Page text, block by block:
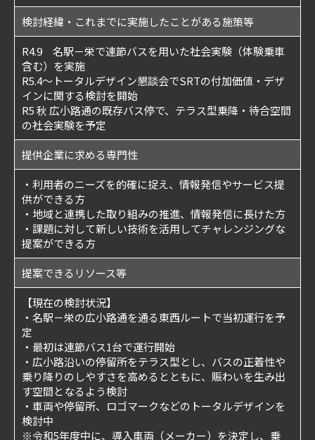
検討経緯・これまでに実施したことがある施策等
R4.9 名駅－栄で連節バスを用いた社会実験（体験乗車
含む）を実施
R5.4～トータルデザイン懇談会でSRTの付加価値・デザ
インに関する検討を開始
R5 秋 広小路通の既存バス停で、テラス型乗降・待合空間
の社会実験を予定
提供企業に求める専門性
・利用者のニーズを的確に捉え、情報発信やサービス提
供ができる方
・地域と連携した取り組みの推進、情報発信に長けた方
・課題に対して新しい技術を活用してチャレンジングな
提案ができる方
提案できるリソース等
【現在の検討状況】
・名駅－栄の広小路通を通る東西ルートで当初運行を予
定
・最初は連節バス1台で運行開始
・広小路沿いの停留所をテラス型とし、バスの正着性や
乗り降りのしやすさを高めるとともに、賑わいを生み出
す空間となるよう検討
・車両や停留所、ロゴマークなどのトータルデザインを
検討中
※令和5年度中に、導入車両（メーカー）を決定し、乗